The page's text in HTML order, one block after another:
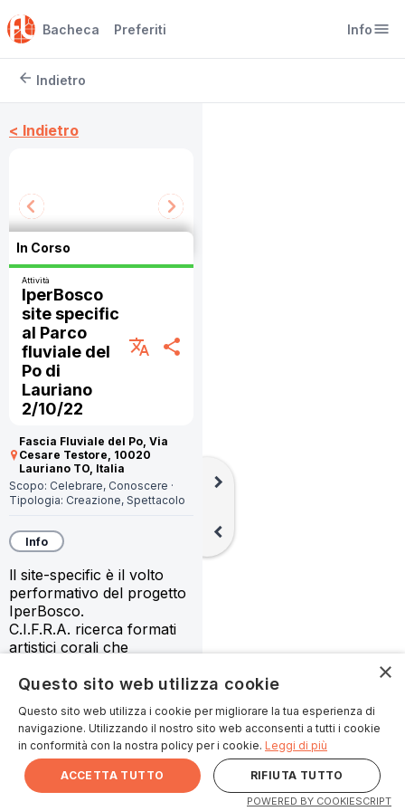
Bacheca Preferiti Infomenu
arrow_back Indietro
< Indietro
In Corso
Attività
IperBosco
site specific
al Parco
fluviale del
Po di
Lauriano
2/10/22
translate share
Fascia Fluviale del Po, Via
Cesare Testore, 10020
Lauriano TO, Italia
Scopo: Celebrare, Conoscere ·
Tipologia: Creazione, Spettacolo
Info
ll site-specific è il volto
performativo del progetto
IperBosco.
C.I.F.R.A. ricerca formati
artistici corali che
diverse personalità e i
componenti. Nel rapporto
con il bosco, ci siamo
scoperti profondamente
uniti, come un unico
organismo in dialogo con
keyboard_arrow_up Card collegate
chevron_right
chevron_left
×
Questo sito web utilizza cookie
Questo sito web utilizza i cookie per migliorare la tua esperienza di
navigazione. Utilizzando il nostro sito web acconsenti a tutti i cookie
in conformità con la nostra policy per i cookie. Leggi di più
ACCETTA TUTTO RIFIUTA TUTTO
POWERED BY COOKIESCRIPT